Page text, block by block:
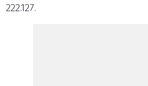
222.127.